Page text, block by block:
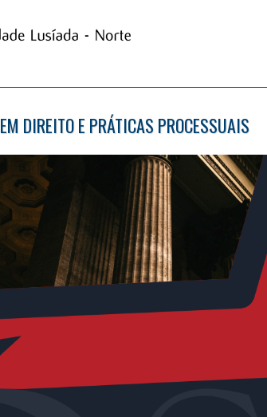
DIREITO E PRÁTICAS PROCESSUAIS